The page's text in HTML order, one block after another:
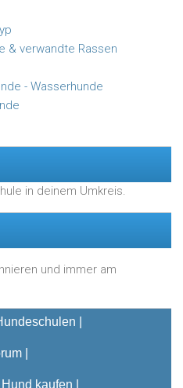
& verwandte Rassen
- Wasserhunde
in deinem Umkreis.
und immer am
Hund kaufen